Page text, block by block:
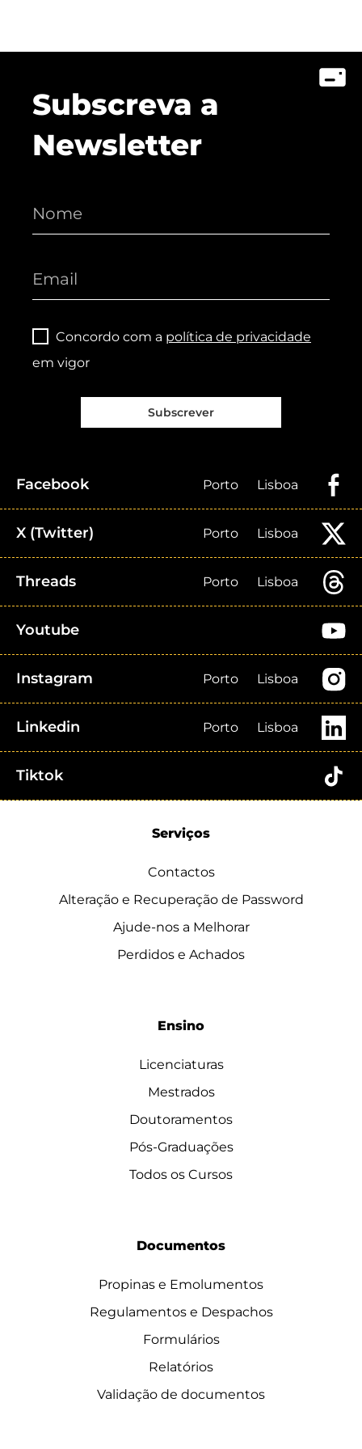
Subscreva a
Newsletter
Concordo com a política de privacidade
em vigor
Subscrever
Facebook Porto Lisboa
X (Twitter) Porto Lisboa
Threads Porto Lisboa
Youtube
Instagram Porto Lisboa
Linkedin Porto Lisboa
Tiktok
Serviços
Contactos
Alteração e Recuperação de Password
Ajude-nos a Melhorar
Perdidos e Achados
Ensino
Licenciaturas
Mestrados
Doutoramentos
Pós-Graduações
Todos os Cursos
Documentos
Propinas e Emolumentos
Regulamentos e Despachos
Formulários
Relatórios
Validação de documentos